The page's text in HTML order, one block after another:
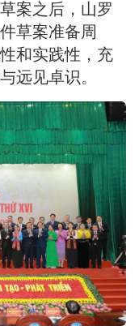
案之后，山罗
草案准备周
和实践性，充
远见卓识。